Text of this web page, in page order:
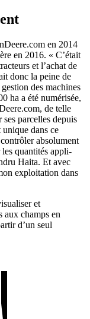
en 2014
en 2016. « C’était
et l’achat de
donc la peine de
des machines
ha a été numé­risée,
de telle
parcelles depuis
dans ce
abso­lu­ment
les quan­tités appli­
Haita. Et avec
exploi­ta­tion dans
et
aux champs en
d’un seul